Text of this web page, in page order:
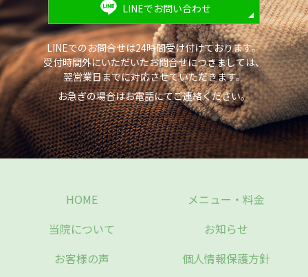
LINEでお問い合わせ
LINEでのお問合せは24時間受け付けております。
受付時間外にいただいたお問合せにつきましては、
翌営業日までに対応させていただきます。
お急ぎの場合はお電話にてご連絡ください。
HOME
メニュー・料金
当院について
お知らせ
お客様の声
個人情報保護方針